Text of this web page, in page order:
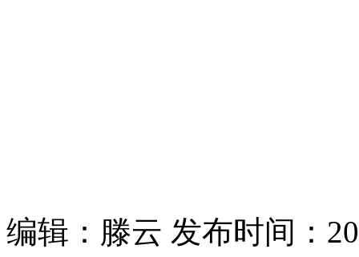
编辑：滕云 发布时间：